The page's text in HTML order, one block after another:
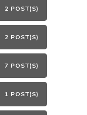
2 POST(S)
2 POST(S)
7 POST(S)
1 POST(S)